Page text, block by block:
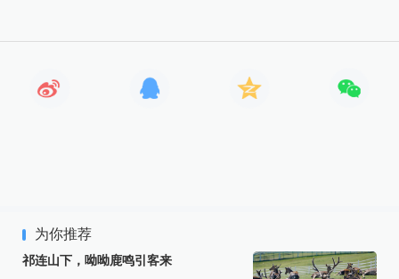
为你推荐
祁连山下，呦呦鹿鸣引客来